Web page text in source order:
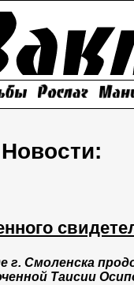
Новости:
г. Смоленска
Таисии